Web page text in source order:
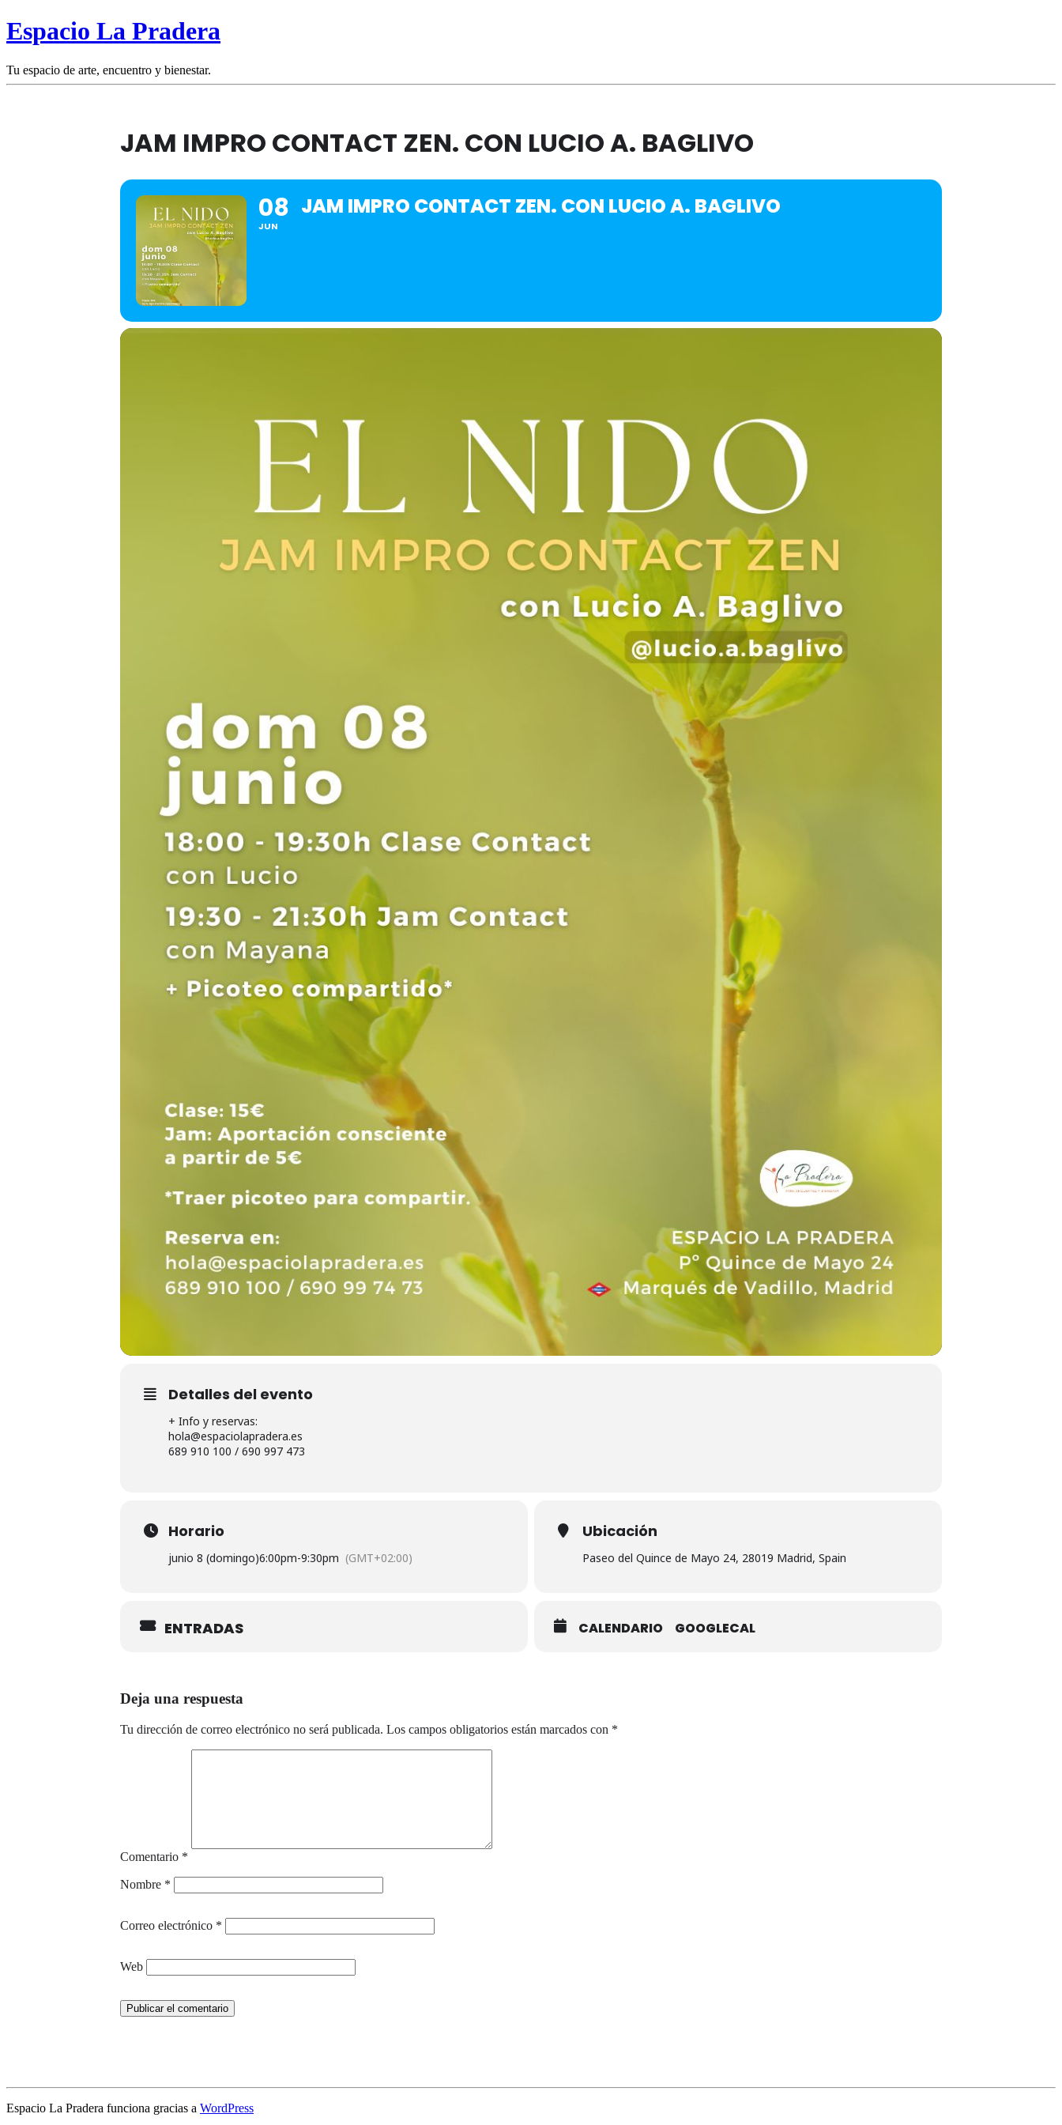
Espacio La Pradera
Tu espacio de arte, encuentro y bienestar.
JAM IMPRO CONTACT ZEN. CON LUCIO A. BAGLIVO
08
JUN
JAM IMPRO CONTACT ZEN. CON LUCIO A. BAGLIVO
Detalles del evento
+ Info y reservas:
hola@espaciolapradera.es
689 910 100 / 690 997 473
Horario
junio 8 (domingo)6:00pm-9:30pm (GMT+02:00)
Ubicación
Paseo del Quince de Mayo 24, 28019 Madrid, Spain
ENTRADAS CALENDARIO GOOGLECAL
Deja una respuesta
Tu dirección de correo electrónico no será publicada. Los campos obligatorios están marcados con *
Comentario *
Nombre *
Correo electrónico *
Web
Espacio La Pradera funciona gracias a WordPress